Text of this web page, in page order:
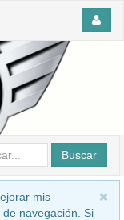
Buscar
mis
navegación. Si